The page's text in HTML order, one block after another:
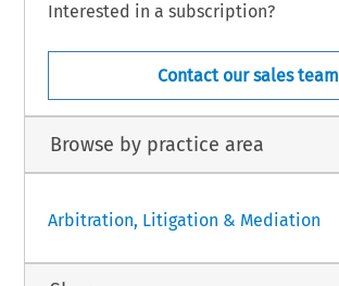
Interested in a subscription?
Contact our sales team
Browse by practice area
Arbitration, Litigation & Mediation